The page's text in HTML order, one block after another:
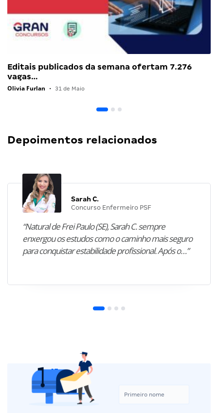
Editais publicados da semana ofertam 7.276
vagas…
Olivia Furlan • 31 de Maio
Depoimentos relacionados
Sarah C.
Concurso Enfermeiro PSF
“Natural de Frei Paulo (SE), Sarah C. sempre
enxergou os estudos como o caminho mais seguro
para conquistar estabilidade profissional. Após o…”